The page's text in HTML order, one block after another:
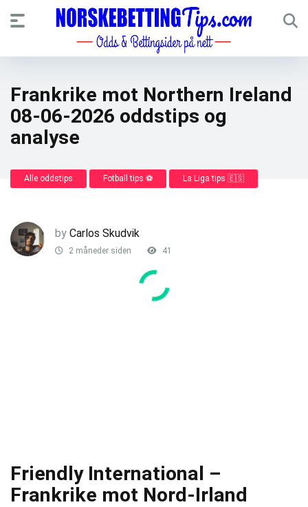
Frankrike mot Northern Ireland
08-06-2026 oddstips og
analyse
Alle oddstips Fotball tips ⚽ La Liga tips 🇪🇸
by Carlos Skudvik
2 måneder siden 41
Friendly International –
Frankrike mot Nord-Irland